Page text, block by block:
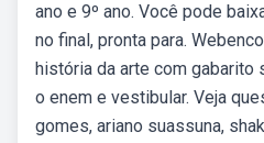
ano e 9º ano. Você pode
no final, pronta para.
história da arte com gabarito
o enem e vestibular. Veja
gomes, ariano suassuna,